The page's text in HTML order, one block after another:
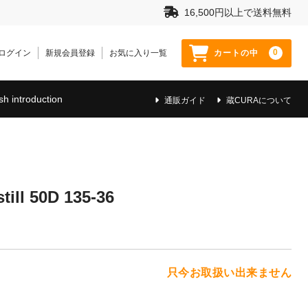
16,500円以上で送料無料
ログイン 新規会員登録 お気に入り一覧 カートの中 0
通販ガイド 蔵CURAについて
introduction
50D 135-36
只今お取扱い出来ません